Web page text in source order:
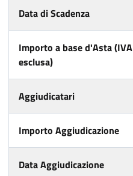
Data di Scadenza
Importo a base d'Asta (IVA
esclusa)
Aggiudicatari
Importo Aggiudicazione
Data Aggiudicazione